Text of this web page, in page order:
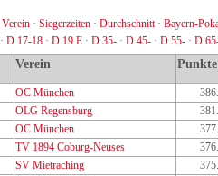
Verein · Siegerzeiten · Durchschnitt· Bayern-
· D 17-18 · D 19 E · D 35- · D 45- · D 55- · D
Verein Punkte
OC München
OLG Regensburg
OC München
TV 1894 Coburg-Neuses
SV Mietraching